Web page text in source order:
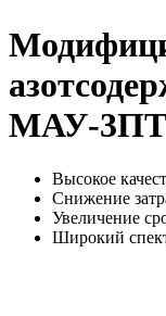
МАУ-3ПТ
Высокое
Снижение
Увеличение
Широкий